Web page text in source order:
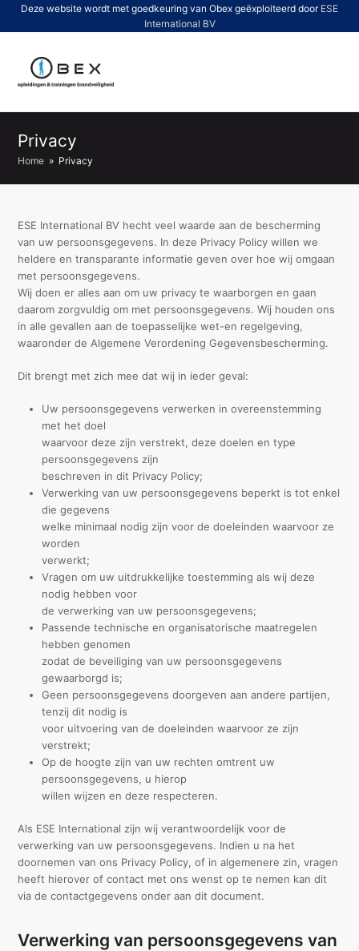
Deze website wordt met goedkeuring van Obex geëxploiteerd door ESE
International BV
Privacy
Home » Privacy
ESE International BV hecht veel waarde aan de bescherming
van uw persoonsgegevens. In deze Privacy Policy willen we
heldere en transparante informatie geven over hoe wij omgaan
met persoonsgegevens.
Wij doen er alles aan om uw privacy te waarborgen en gaan
daarom zorgvuldig om met persoonsgegevens. Wij houden ons
in alle gevallen aan de toepasselijke wet-en regelgeving,
waaronder de Algemene Verordening Gegevensbescherming.
Dit brengt met zich mee dat wij in ieder geval:
Uw persoonsgegevens verwerken in overeenstemming
met het doel
waarvoor deze zijn verstrekt, deze doelen en type
persoonsgegevens zijn
beschreven in dit Privacy Policy;
Verwerking van uw persoonsgegevens beperkt is tot enkel
die gegevens
welke minimaal nodig zijn voor de doeleinden waarvoor ze
worden
verwerkt;
Vragen om uw uitdrukkelijke toestemming als wij deze
nodig hebben voor
de verwerking van uw persoonsgegevens;
Passende technische en organisatorische maatregelen
hebben genomen
zodat de beveiliging van uw persoonsgegevens
gewaarborgd is;
Geen persoonsgegevens doorgeven aan andere partijen,
tenzij dit nodig is
voor uitvoering van de doeleinden waarvoor ze zijn
verstrekt;
Op de hoogte zijn van uw rechten omtrent uw
persoonsgegevens, u hierop
willen wijzen en deze respecteren.
Als ESE International zijn wij verantwoordelijk voor de
verwerking van uw persoonsgegevens. Indien u na het
doornemen van ons Privacy Policy, of in algemenere zin, vragen
heeft hierover of contact met ons wenst op te nemen kan dit
via de contactgegevens onder aan dit document.
Verwerking van persoonsgegevens van